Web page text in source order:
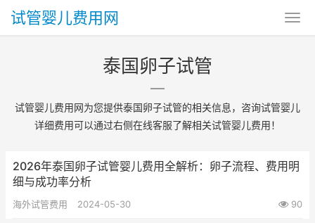
试管婴儿费用网
泰国卵子试管
试管婴儿费用网为您提供泰国卵子试管的相关信息，咨询试管婴儿
详细费用可以通过右侧在线客服了解相关试管婴儿费用！
2026年泰国卵子试管婴儿费用全解析：卵子流程、费用明
细与成功率分析
海外试管费用 2024-05-30 90